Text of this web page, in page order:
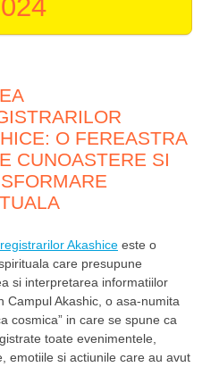
O FEREASTRA
CUNOASTERE SI
Akashiceeste o
care presupune
si interpretarea informatiilor
Campul Akashic, o asa-numita
cosmica” in care se spune ca
toate evenimentele,
emotiile si actiunile care au avut